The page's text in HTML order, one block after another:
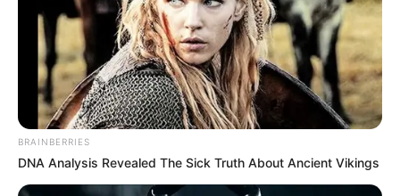
ดวงรายวัน ดวงวันเกิด ดูดวงวันนี้ อ.มิก พชร ทูตเทวะ
BRAINBERRIES
DNA Analysis Revealed The Sick Truth About Ancient Vikings